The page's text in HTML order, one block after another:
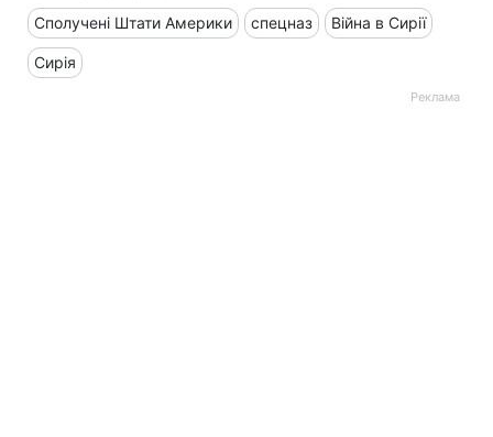
Сполучені Штати Америки спецназ Війна в Сирії
Сирія